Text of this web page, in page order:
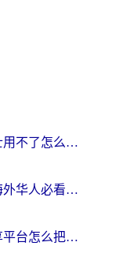
人民法院诉讼服务网在瑞士用不了怎么办？海外华人必备的回国加速指南
老挝怎么打不开鄂汇办？海外华人必看的回国加速全攻略（附欧洲杯小说流畅技巧）
在泰国用全国信用信息共享平台怎么把定位修改到中国国内？海外党解决国内服务访问难题的实用指南